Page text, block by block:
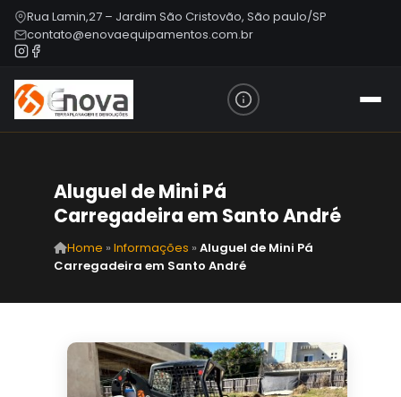
Rua Lamin,27 – Jardim São Cristovão, São paulo/SP
contato@enovaequipamentos.com.br
Aluguel de Mini Pá
Carregadeira em Santo André
Home » Informações » Aluguel de Mini Pá
Carregadeira em Santo André